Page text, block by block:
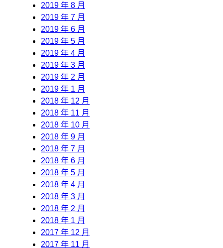
2019 年 8 月
2019 年 7 月
2019 年 6 月
2019 年 5 月
2019 年 4 月
2019 年 3 月
2019 年 2 月
2019 年 1 月
2018 年 12 月
2018 年 11 月
2018 年 10 月
2018 年 9 月
2018 年 7 月
2018 年 6 月
2018 年 5 月
2018 年 4 月
2018 年 3 月
2018 年 2 月
2018 年 1 月
2017 年 12 月
2017 年 11 月